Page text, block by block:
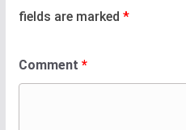
fields are marked *
Comment *